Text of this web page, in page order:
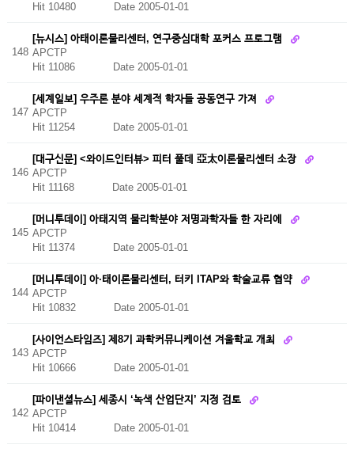
Hit 10480
Date 2005-01-01
148
[뉴시스] 아태이론물리센터, 연구중심대학 포커스 프로그램
APCTP
Hit 11086
Date 2005-01-01
147
[세계일보] 우주론 분야 세계적 학자들 공동연구 가져
APCTP
Hit 11254
Date 2005-01-01
146
[대구신문] <와이드인터뷰> 피터 풀데 亞太이론물리센터 소장
APCTP
Hit 11168
Date 2005-01-01
145
[머니투데이] 아태지역 물리학분야 저명과학자들 한 자리에
APCTP
Hit 11374
Date 2005-01-01
144
[머니투데이] 아·태이론물리센터, 터키 ITAP와 학술교류 협약
APCTP
Hit 10832
Date 2005-01-01
143
[사이언스타임즈] 제8기 과학커뮤니케이션 겨울학교 개최
APCTP
Hit 10666
Date 2005-01-01
142
[파이낸셜뉴스] 세종시 ‘녹색 산업단지’ 지정 검토
APCTP
Hit 10414
Date 2005-01-01